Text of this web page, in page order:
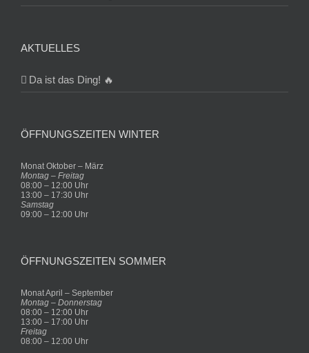
AKTUELLES
Da ist das Ding! 🔥
ÖFFNUNGSZEITEN WINTER
Monat Oktober – März
Montag – Freitag
08:00 – 12:00 Uhr
13:00 – 17:30 Uhr
Samstag
09:00 – 12:00 Uhr
ÖFFNUNGSZEITEN SOMMER
Monat April – September
Montag – Donnerstag
08:00 – 12:00 Uhr
13:00 – 17:00 Uhr
Freitag
08:00 – 12:00 Uhr